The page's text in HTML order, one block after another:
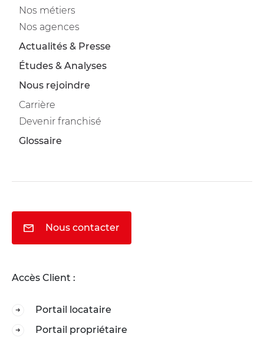
Nos métiers
Nos agences
Actualités & Presse
Études & Analyses
Nous rejoindre
Carrière
Devenir franchisé
Glossaire
Nous contacter
Accès Client :
Portail locataire
Portail propriétaire